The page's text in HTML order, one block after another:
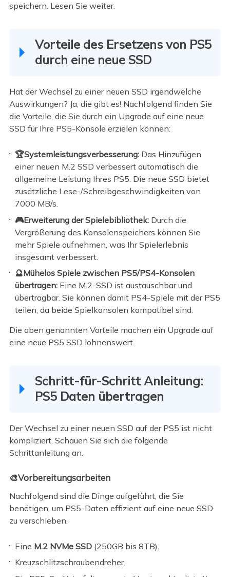
speichern. Lesen Sie weiter.
Vorteile des Ersetzens von PS5
durch eine neue SSD
Hat der Wechsel zu einer neuen SSD irgendwelche
Auswirkungen? Ja, die gibt es! Nachfolgend finden Sie
die Vorteile, die Sie durch ein Upgrade auf eine neue
SSD für Ihre PS5-Konsole erzielen können:
🏆Systemleistungsverbesserung: Das Hinzufügen
einer neuen M.2 SSD verbessert automatisch die
allgemeine Leistung Ihres PS5. Die neue SSD bietet
zusätzliche Lese-/Schreibgeschwindigkeiten von
7000 MB/s.
🎮Erweiterung der Spielebibliothek: Durch die
Vergrößerung des Konsolenspeichers können Sie
mehr Spiele aufnehmen, was Ihr Spielerlebnis
insgesamt verbessert.
🔮Mühelos Spiele zwischen PS5/PS4-Konsolen
übertragen: Eine M.2-SSD ist austauschbar und
übertragbar. Sie können damit PS4-Spiele mit der PS5
teilen, da beide Spielkonsolen kompatibel sind.
Die oben genannten Vorteile machen ein Upgrade auf
eine neue PS5 SSD lohnenswert.
Schritt-für-Schritt Anleitung:
PS5 Daten übertragen
Der Wechsel zu einer neuen SSD auf der PS5 ist nicht
kompliziert. Schauen Sie sich die folgende
Schrittanleitung an.
🎨Vorbereitungsarbeiten
Nachfolgend sind die Dinge aufgeführt, die Sie
benötigen, um PS5-Daten effizient auf eine neue SSD
zu verschieben.
Eine M.2 NVMe SSD (250GB bis 8TB).
Kreuzschlitzschraubendreher.